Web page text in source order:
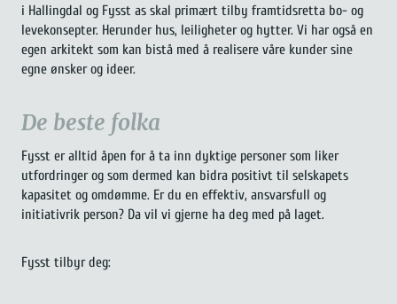
i Hallingdal og Fysst as skal primært tilby framtidsretta bo- og
levekonsepter. Herunder hus, leiligheter og hytter. Vi har også en
egen arkitekt som kan bistå med å realisere våre kunder sine
egne ønsker og ideer.
De beste folka
Fysst er alltid åpen for å ta inn dyktige personer som liker
utfordringer og som dermed kan bidra positivt til selskapets
kapasitet og omdømme. Er du en effektiv, ansvarsfull og
initiativrik person? Da vil vi gjerne ha deg med på laget.
Fysst tilbyr deg: